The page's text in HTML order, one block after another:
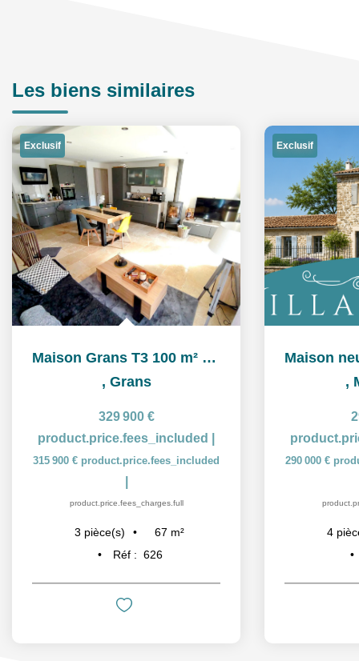
Les biens similaires
Exclusif
Maison Grans T3 100 m² Extérieur et garage
, Grans
329 900 €
product.price.fees_included
315 900 € product.price.fees_included
product.price.fees_charges.full
3 pièce(s) 67 m²
Réf : 626
Exclusif
,
290 000 €
4